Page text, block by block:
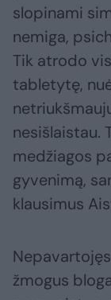
slopinami
nemiga,
Tik atrodo
tabletytę,
nesišlaistau.
medžiagos
gyvenimą,
klausimus
žmogus